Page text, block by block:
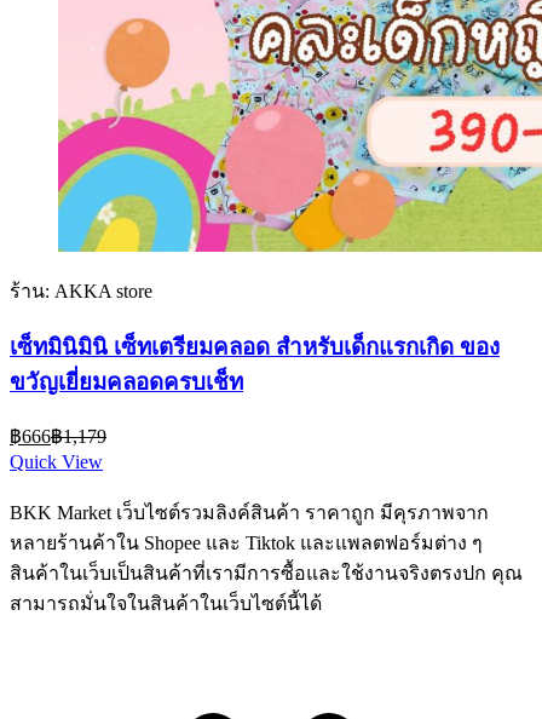
ร้าน: AKKA store
เซ็ทมินิมินิ เซ็ทเตรียมคลอด สำหรับเด็กแรกเกิด ของ
ขวัญเยี่ยมคลอดครบเช็ท
฿666Current
price
is:
฿1,179Original
฿1,179.
Quick View
BKK Market เว็บไซต์รวมลิงค์สินค้า ราคาถูก มีคุรภาพจาก
หลายร้านค้าใน Shopee และ Tiktok และแพลตฟอร์มต่าง ๆ
สินค้าในเว็บเป็นสินค้าที่เรามีการซื้อและใช้งานจริงตรงปก คุณ
สามารถมั่นใจในสินค้าในเว็บไซต์นี้ได้